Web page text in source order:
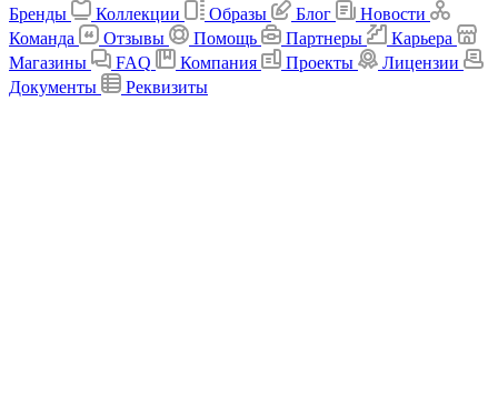
Бренды
Коллекции Образы Блог
Новости
Команда
Отзывы Помощь Партнеры
Карьера
Магазины
FAQ Компания Проекты
Лицензии
Документы
Реквизиты